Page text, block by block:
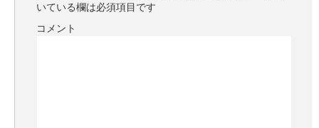
いている欄は必須項目です
コメント